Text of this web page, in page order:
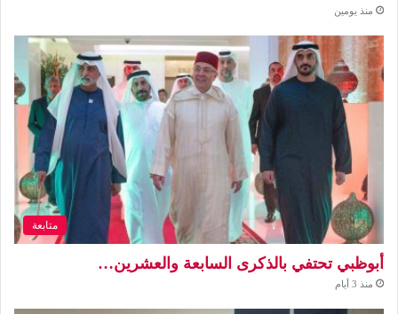
منذ يومين
متابعة
أبوظبي تحتفي بالذكرى السابعة والعشرين…
منذ 3 أيام